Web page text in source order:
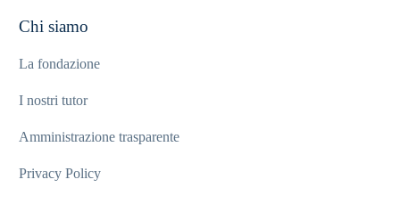
Chi siamo
La fondazione
I nostri tutor
Amministrazione trasparente
Privacy Policy